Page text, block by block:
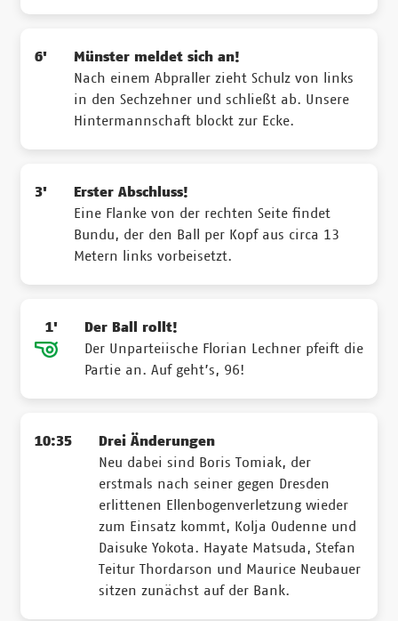
6'
Münster meldet sich an!
Nach einem Abpraller zieht Schulz von links
in den Sechzehner und schließt ab. Unsere
Hintermannschaft blockt zur Ecke.
3'
Erster Abschluss!
Eine Flanke von der rechten Seite findet
Bundu, der den Ball per Kopf aus circa 13
Metern links vorbeisetzt.
1'
Der Ball rollt!
Der Unparteiische Florian Lechner pfeift die
Partie an. Auf geht’s, 96!
10:35
Drei Änderungen
Neu dabei sind Boris Tomiak, der
erstmals nach seiner gegen Dresden
erlittenen Ellenbogenverletzung wieder
zum Einsatz kommt, Kolja Oudenne und
Daisuke Yokota. Hayate Matsuda, Stefan
Teitur Thordarson und Maurice Neubauer
sitzen zunächst auf der Bank.